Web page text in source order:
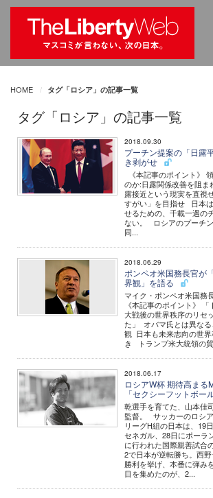
HOME タグ「ロシア」の記事一覧
タグ「ロシア」の記事一覧
2018.09.30
プーチン提案の「日露
き剥がせ
《本記事のポイント》
のか:日露関係改善を阻ま
露接近という現実を直視
すがい」を目指せ 日本
せるための、千載一遇の
ない。 ロシアのプーチン
同...
2018.06.29
ポンペオ米国務長官が
界観」を語る
マイク・ポンペオ米国務
《本記事のポイント》
大戦後の世界秩序のリセ
た」 オバマ氏とは異な
観 日本も未来志向の世
き トランプ米大統領の
2018.06.17
ロシアW杯 期待高まる
「セクシーフットボー
乾選手を育てた、山本佳
監督。 サッカーのロシ
リーグH組の日本は、19
セネガル、28日にポー
に行われた国際親善試合
2で日本が逆転勝ち。西
勝利を挙げ、本番に弾み
目を集めたのが、2...